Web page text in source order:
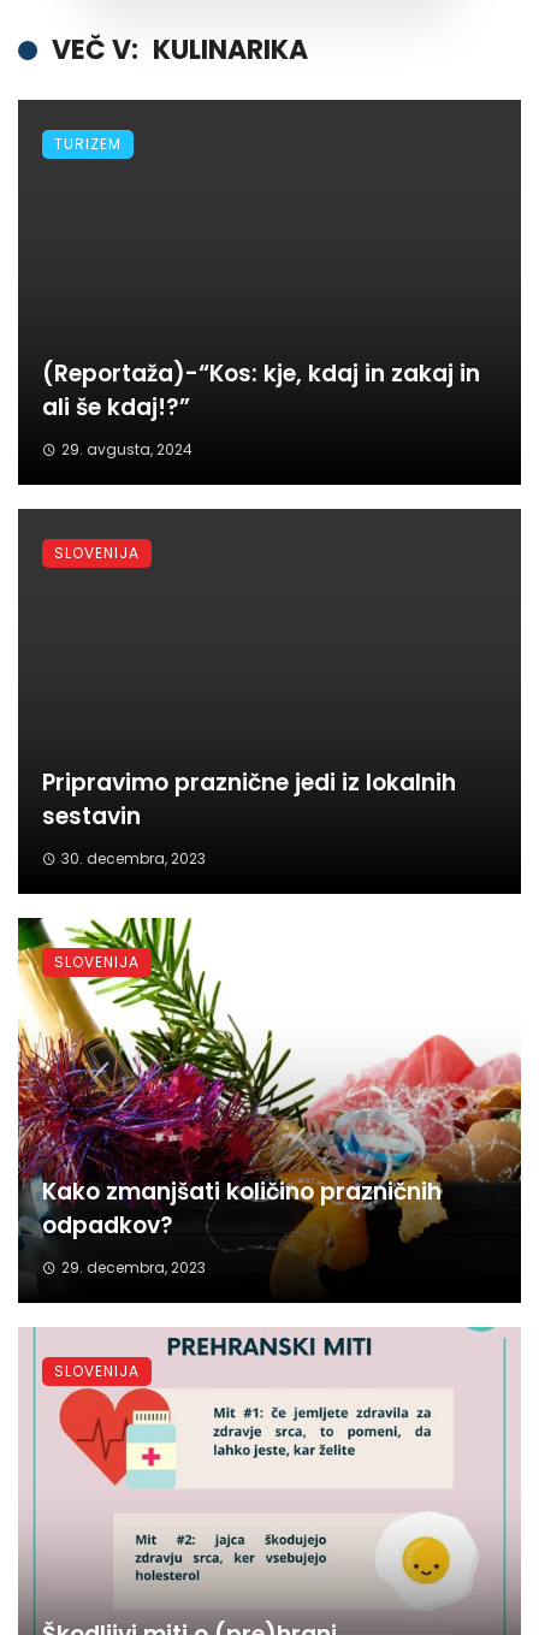
VEČ V: KULINARIKA
(Reportaža)-“Kos: kje, kdaj in zakaj in
ali še kdaj!?”
29. avgusta, 2024
TURIZEM
Pripravimo praznične jedi iz lokalnih
sestavin
30. decembra, 2023
SLOVENIJA
Kako zmanjšati količino prazničnih
odpadkov?
29. decembra, 2023
SLOVENIJA
SLOVENIJA